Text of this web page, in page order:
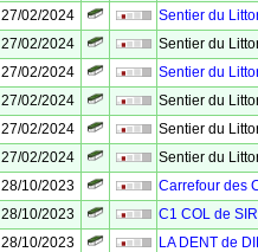
27/02/2024
Sentier du
27/02/2024
Sentier du
27/02/2024
Sentier du
27/02/2024
Sentier du
27/02/2024
Sentier du
27/02/2024
Sentier du
28/10/2023
Carrefour des
28/10/2023
C1 COL de
28/10/2023
LA DENT de